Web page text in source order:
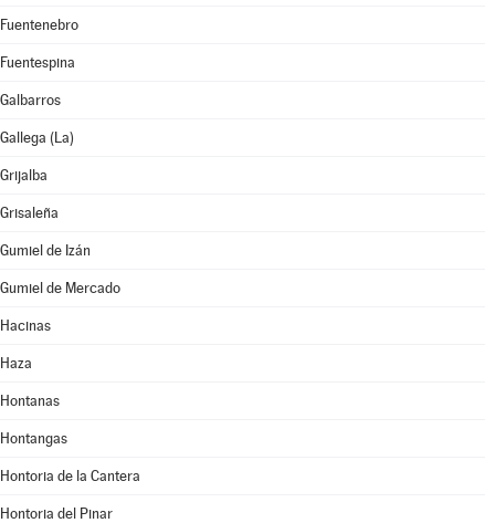
Fuentenebro
Fuentespina
Galbarros
Gallega (La)
Grijalba
Grisaleña
Gumiel de Izán
Gumiel de Mercado
Hacinas
Haza
Hontanas
Hontangas
Hontoria de la Cantera
Hontoria del Pinar